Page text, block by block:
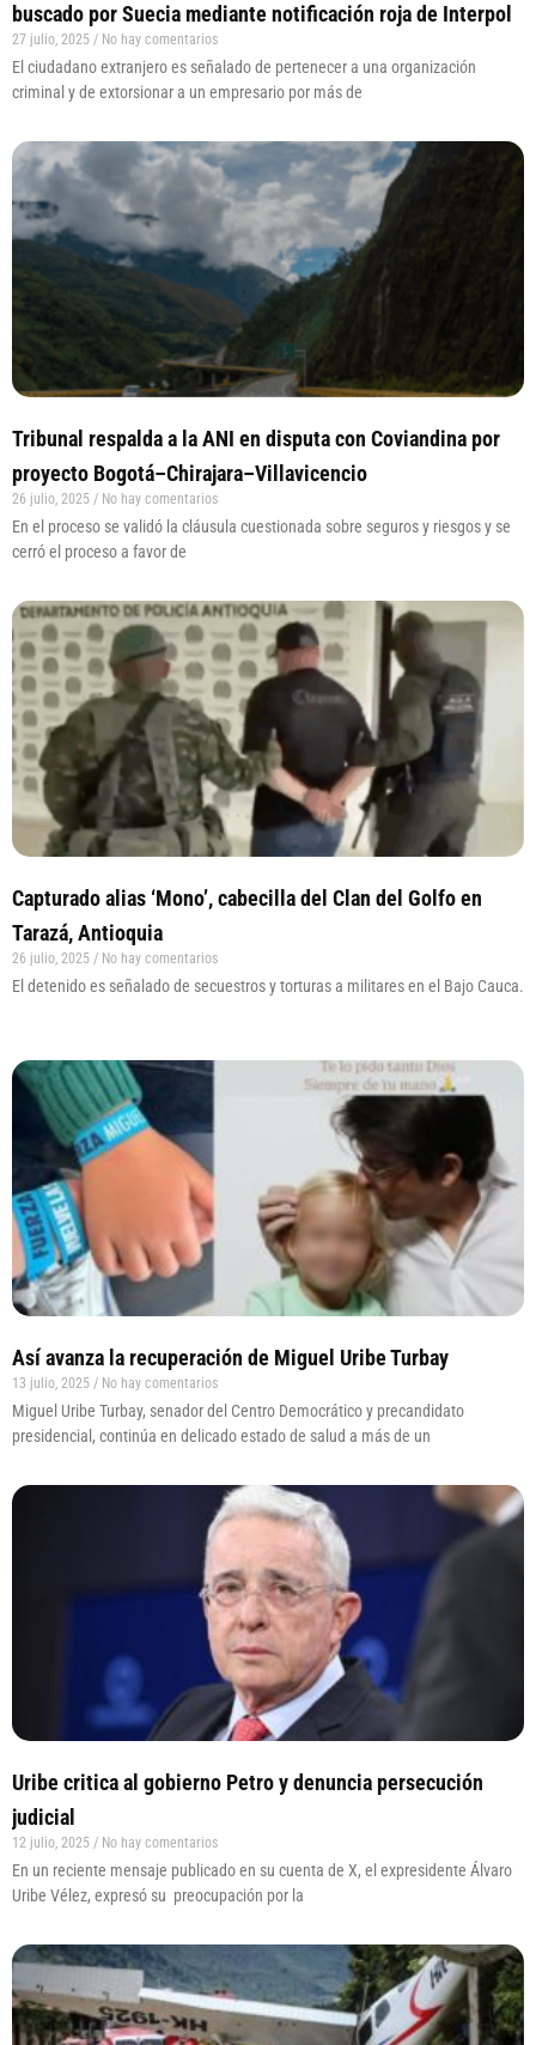
buscado por Suecia mediante notificación roja de Interpol
27 julio, 2025 No hay comentarios
El ciudadano extranjero es señalado de pertenecer a una organización
criminal y de extorsionar a un empresario por más de
Tribunal respalda a la ANI en disputa con Coviandina por
proyecto Bogotá–Chirajara–Villavicencio
26 julio, 2025 No hay comentarios
En el proceso se validó la cláusula cuestionada sobre seguros y riesgos y se
cerró el proceso a favor de
Capturado alias ‘Mono’, cabecilla del Clan del Golfo en
Tarazá, Antioquia
26 julio, 2025 No hay comentarios
El detenido es señalado de secuestros y torturas a militares en el Bajo Cauca.
Así avanza la recuperación de Miguel Uribe Turbay
13 julio, 2025 No hay comentarios
Miguel Uribe Turbay, senador del Centro Democrático y precandidato
presidencial, continúa en delicado estado de salud a más de un
Uribe critica al gobierno Petro y denuncia persecución
judicial
12 julio, 2025 No hay comentarios
En un reciente mensaje publicado en su cuenta de X, el expresidente Álvaro
Uribe Vélez, expresó su preocupación por la